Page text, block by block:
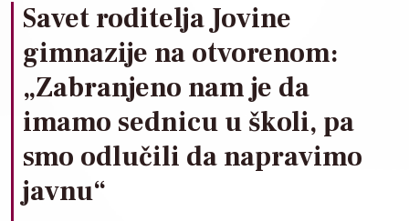
Savet roditelja Jovine
gimnazije na otvorenom:
„Zabranjeno nam je da
imamo sednicu u školi, pa
smo odlučili da napravimo
javnu“